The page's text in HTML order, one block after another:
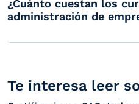
¿Cuánto cuestan los
administración de
Te interesa leer